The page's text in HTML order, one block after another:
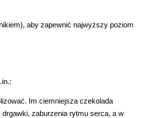
aby zapewnić najwyższy poziom
Im ciemniejsza czekolada
zaburzenia rytmu serca, a w